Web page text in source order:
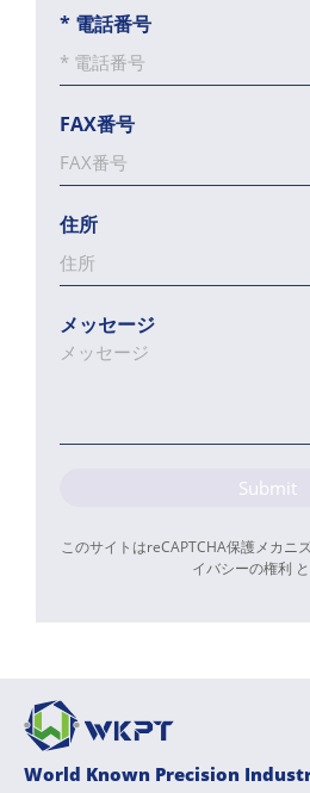
* 電話番号
FAX番号
住所
メッセージ
Submit
このサイトはreCAPTCHA保護メカニ
イバシーの権利 と
World Known Precision